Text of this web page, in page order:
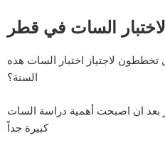
السات في قطر
تخططون لاجتياز اختبار السات هذه
السنة؟
بعد ان اصبحت أهمية دراسة السات
كبيرة جداً